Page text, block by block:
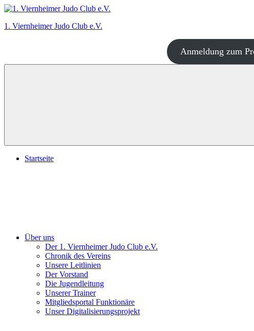
Zum
springen
1. Viernheimer Judo Club e.V.
Anmeldung zum
Startseite
Über uns
Der 1. Viernheimer Judo Club e.V.
Chronik des Vereins
Unsere Leitlinien
Der Vorstand
Die Jugendleitung
Unserer Trainer
Mitgliedsportal Funktionäre
Unser Digitalisierungsprojekt